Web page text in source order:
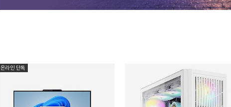
온라인 단독